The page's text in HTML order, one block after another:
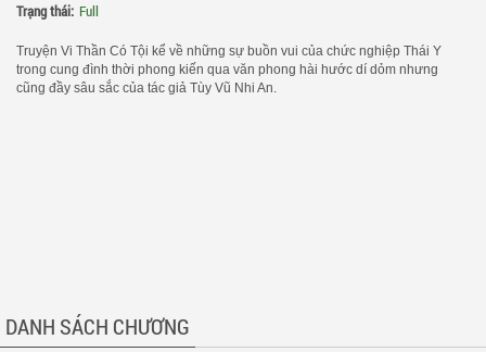
Trạng thái: Full
Truyện Vi Thần Có Tội kể về những sự buồn vui của chức nghiệp Thái Y
trong cung đình thời phong kiến qua văn phong hài hước dí dỏm nhưng
cũng đầy sâu sắc của tác giả Tùy Vũ Nhi An.
DANH SÁCH CHƯƠNG